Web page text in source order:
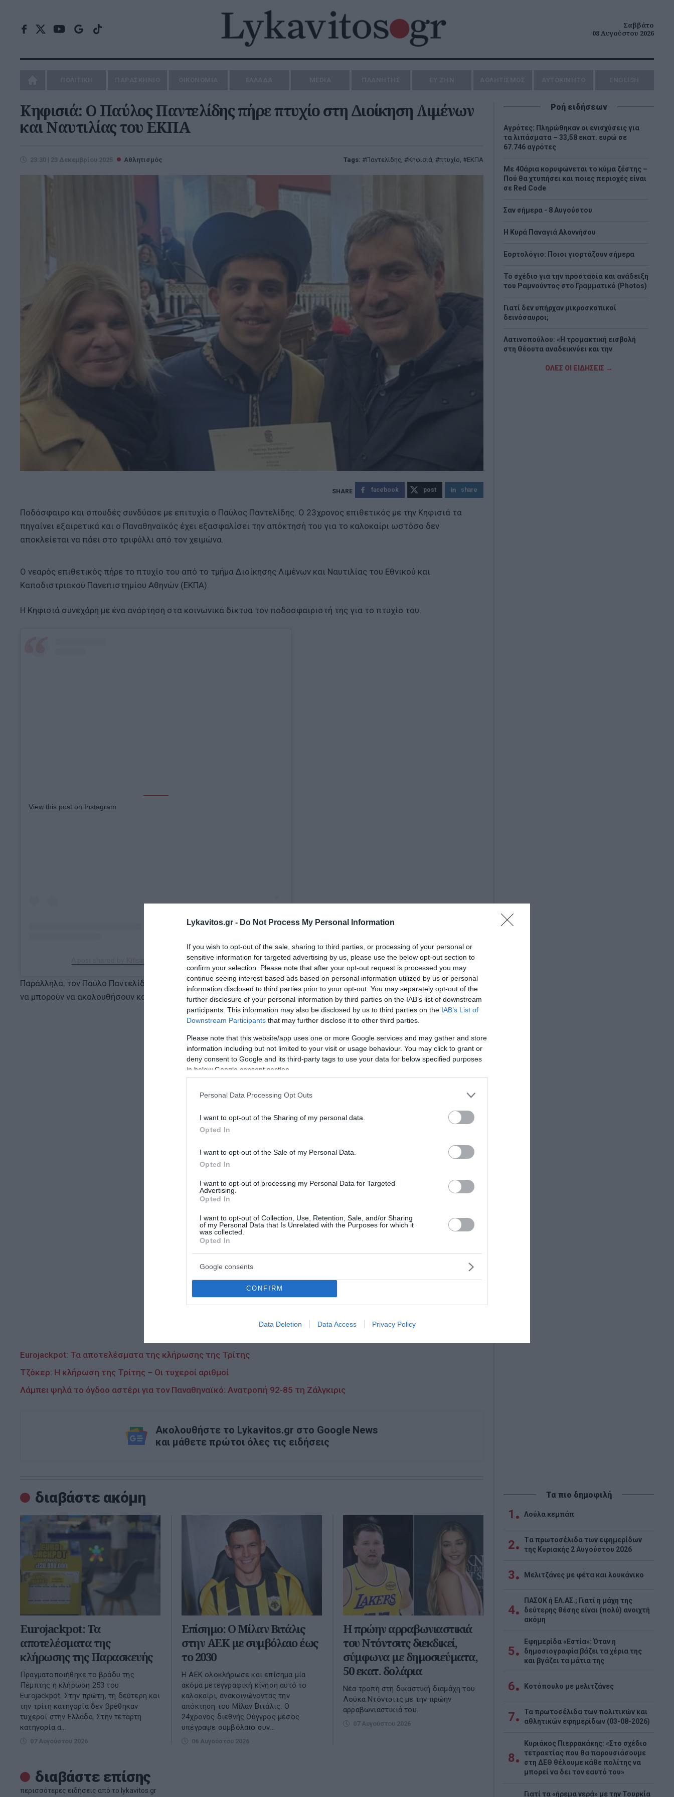
Lykavitos.gr - Do Not Process My Personal Information
If you wish to opt-out of the sale, sharing to third parties, or processing of your personal or
sensitive information for targeted advertising by us, please use the below opt-out section to
confirm your selection. Please note that after your opt-out request is processed you may
continue seeing interest-based ads based on personal information utilized by us or personal
information disclosed to third parties prior to your opt-out. You may separately opt-out of the
further disclosure of your personal information by third parties on the IAB’s list of downstream
participants. This information may also be disclosed by us to third parties on the IAB’s List of
Downstream Participants that may further disclose it to other third parties.
Please note that this website/app uses one or more Google services and may gather and store
information including but not limited to your visit or usage behaviour. You may click to grant or
deny consent to Google and its third-party tags to use your data for below specified purposes
in below Google consent section.
Personal Data Processing Opt Outs
I want to opt-out of the Sharing of my personal data.
Opted In
I want to opt-out of the Sale of my Personal Data.
Opted In
I want to opt-out of processing my Personal Data for Targeted
Advertising.
Opted In
I want to opt-out of Collection, Use, Retention, Sale, and/or Sharing
of my Personal Data that Is Unrelated with the Purposes for which it
was collected.
Opted In
Google consents
CONFIRM
Data Deletion Data Access Privacy Policy
Σαββάτο
08 Αυγούστου 2026
Κηφισιά: Ο Παύλος Παντελίδης πήρε πτυχίο στη Διοίκηση Λιμένων
και Ναυτιλίας του ΕΚΠΑ
23:30 | 23 Δεκεμβρίου 2025 Αθλητισμός Tags: Παντελίδης, Κηφισιά, πτυχίο, ΕΚΠΑ
facebook post share
Ποδόσφαιρο και σπουδές συνδύασε με επιτυχία ο Παύλος Παντελίδης. Ο 23χρονος επιθετικός με την Κηφισιά τα
πηγαίνει εξαιρετικά και ο Παναθηναϊκός έχει εξασφαλίσει την απόκτησή του για το καλοκαίρι ωστόσο δεν
αποκλείεται να πάει στο τριφύλλι από τον χειμώνα.
Ο νεαρός επιθετικός πήρε το πτυχίο του από το τμήμα Διοίκησης Λιμένων και Ναυτιλίας του Εθνικού και
Καποδιστριακού Πανεπιστημίου Αθηνών (ΕΚΠΑ).
Η Κηφισιά συνεχάρη με ένα ανάρτηση στα κοινωνικά δίκτυα τον ποδοσφαιριστή της για το πτυχίο του.
View this post on Instagram
A post shared by Kifisia FC - ΠΑΕ Κηφισιά (@kifisiafc)
Παράλληλα, τον Παύλο Παντελίδη συνεχάρη και ο ΠΣΑΠΠ, ο οποίος με τις δράσεις του βοηθάει τους ποδοσφαιριστές
να μπορούν να ακολουθήσουν και ακαδημαϊκή καριέρα.
Eurojackpot: Τα αποτελέσματα της κλήρωσης της Τρίτης
Τζόκερ: Η κλήρωση της Τρίτης – Οι τυχεροί αριθμοί
Λάμπει ψηλά το όγδοο αστέρι για τον Παναθηναϊκό: Ανατροπή 92-85 τη Ζάλγκιρις
Ακολουθήστε το Lykavitos.gr στο Google News
και μάθετε πρώτοι όλες τις ειδήσεις
Ροή ειδήσεων
Αγρότες: Πληρώθηκαν οι ενισχύσεις για
τα λιπάσματα – 33,58 εκατ. ευρώ σε
67.746 αγρότες
Με 40άρια κορυφώνεται το κύμα ζέστης –
Πού θα χτυπήσει και ποιες περιοχές είναι
σε Red Code
Σαν σήμερα - 8 Αυγούστου
H Κυρά Παναγιά Αλοννήσου
Εορτολόγιο: Ποιοι γιορτάζουν σήμερα
Το σχέδιο για την προστασία και ανάδειξη
του Ραμνούντος στο Γραμματικό (Photos)
Γιατί δεν υπήρχαν μικροσκοπικοί
δεινόσαυροι;
Λατινοπούλου: «Η τρομακτική εισβολή
στη Θέουτα αναδεικνύει και την
ΟΛΕΣ ΟΙ ΕΙΔΗΣΕΙΣ →
διαβάστε ακόμη
Eurojackpot: Τα
αποτελέσματα της
κλήρωσης της Παρασκευής
Πραγματοποιήθηκε το βράδυ της
Πέμπτης η κλήρωση 253 του
Eurojackpot. Στην πρώτη, τη δεύτερη και
την τρίτη κατηγορία δεν βρέθηκαν
τυχεροί στην Ελλάδα. Στην τέταρτη
κατηγορία α...
07 Αυγούστου 2026
Επίσημο: Ο Μίλαν Βιτάλις
στην ΑΕΚ με συμβόλαιο έως
το 2030
Η ΑΕΚ ολοκλήρωσε και επίσημα μία
ακόμα μετεγγραφική κίνηση αυτό το
καλοκαίρι, ανακοινώνοντας την
απόκτηση του Μίλαν Βιτάλις. Ο
24χρονος διεθνής Ούγγρος μέσος
υπέγραψε συμβόλαιο συν...
06 Αυγούστου 2026
Η πρώην αρραβωνιαστικιά
του Ντόντσιτς διεκδικεί,
σύμφωνα με δημοσιεύματα,
50 εκατ. δολάρια
Νέα τροπή στη δικαστική διαμάχη του
Λούκα Ντόντσιτς με την πρώην
αρραβωνιαστικιά του.
07 Αυγούστου 2026
διαβάστε επίσης
περισσότερες ειδήσεις από το lykavitos.gr
Τα πιο δημοφιλή
1 Λούλα κεμπάπ
2
Tα πρωτοσέλιδα των εφημερίδων
της Κυριακής 2 Αυγούστου 2026
3 Μελιτζάνες με φέτα και λουκάνικο
4
ΠΑΣΟΚ ή ΕΛ.ΑΣ.; Γιατί η μάχη της
δεύτερης θέσης είναι (πολύ) ανοιχτή
ακόμη
5
Εφημερίδα «Εστία»: Όταν η
δημοσιογραφία βάζει τα χέρια της
και βγάζει τα μάτια της
6 Κοτόπουλο με μελιτζάνες
7
Τα πρωτοσέλιδα των πολιτικών και
αθλητικών εφημερίδων (03-08-2026)
8
Κυριάκος Πιερρακάκης: «Στο σχέδιο
τετραετίας που θα παρουσιάσουμε
στη ΔΕΘ θέλουμε κάθε πολίτης να
μπορεί να δει τον εαυτό του»
Γιατί τα «ήρεμα νερά» με την Τουρκία